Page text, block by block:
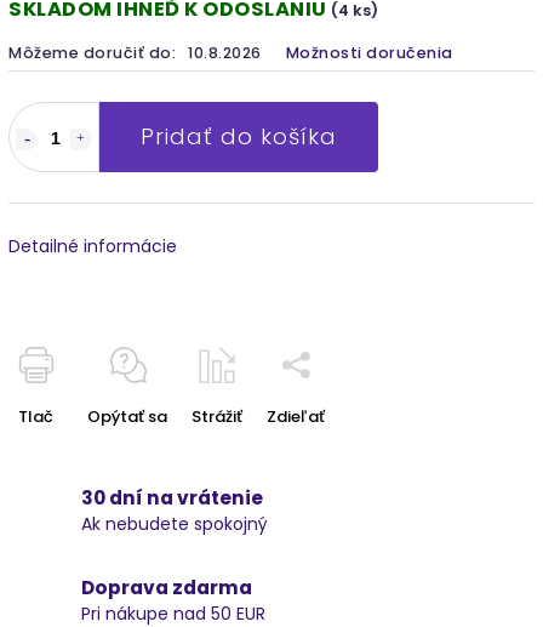
SKLADOM IHNEĎ K ODOSLANIU (4 ks)
Môžeme doručiť do: 10.8.2026 Možnosti doručenia
Pridať do košíka
Detailné informácie
Tlač Opýtať sa Strážiť Zdieľať
30 dní na vrátenie
Ak nebudete spokojný
Doprava zdarma
Pri nákupe nad 50 EUR